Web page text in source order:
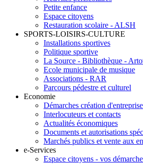
Petite enfance
Espace citoyens
Restauration scolaire - ALSH
SPORTS-LOISIRS-CULTURE
Installations sportives
Politique sportive
La Source - Bibliothèque -
Ecole municipale de musique
Associations - RAR
Parcours pédestre et culturel
Economie
Démarches création
Interlocuteurs et contacts
Actualités économiques
Documents et autorisations
Marchés publics et vente aux
e-Services
Espace citoyens - vos